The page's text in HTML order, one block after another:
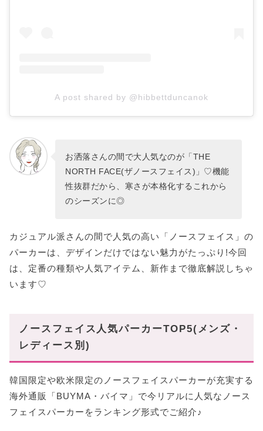
A post shared by @hibbettduncanok
お洒落さんの間で大人気なのが「THE
NORTH FACE(ザノースフェイス)」♡機能
性抜群だから、寒さが本格化するこれから
のシーズンに◎
カジュアル派さんの間で人気の高い「ノースフェイス」の
パーカーは、デザインだけではない魅力がたっぷり!今回
は、定番の種類や人気アイテム、新作まで徹底解説しちゃ
います♡
ノースフェイス人気パーカーTOP5(メンズ・
レディース別)
韓国限定や欧米限定のノースフェイスパーカーが充実する
海外通販「BUYMA・バイマ」で今リアルに人気なノース
フェイスパーカーをランキング形式でご紹介♪